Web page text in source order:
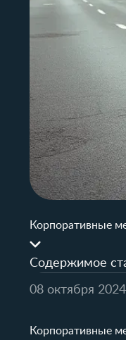
Корпоративные
Содержимое
08 октября 2024
Корпоративные